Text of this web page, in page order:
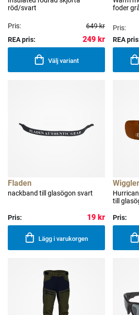
röd/svart
Pris:
649 kr
REA pris:
249 kr
Välj variant
foder
Pris:
REA
Fladen
nackband till glasögon svart
Pris: 19 kr
Lägg i varukorgen
Wiggler
till
Pris: